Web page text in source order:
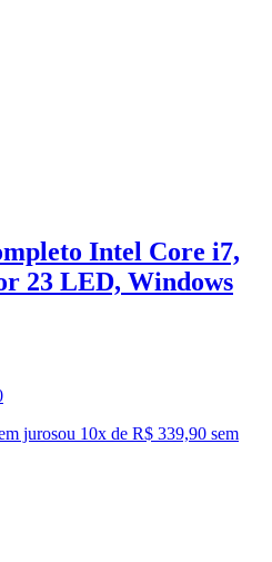
Intel Core i7,
23 LED, Windows
jurosou 10x de R$ 339,90 sem